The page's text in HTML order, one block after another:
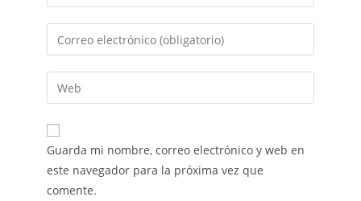
Guarda mi nombre, correo electrónico y web en
este navegador para la próxima vez que
comente.